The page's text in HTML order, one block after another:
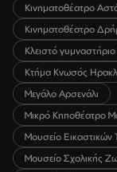
Κινηματοθέατρο
Κινηματοθέατρο
Κλειστό
Κτήμα Κνωσός
Μεγάλο Αρσενάλι
Μικρό Κηποθέατρο
Μουσείο Εικαστικών
Μουσείο Σχολικής